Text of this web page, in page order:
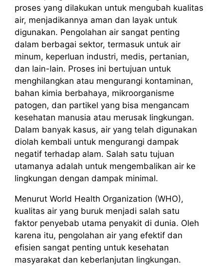
proses yang dilakukan untuk mengubah kualitas
air, menjadikannya aman dan layak untuk
digunakan. Pengolahan air sangat penting
dalam berbagai sektor, termasuk untuk air
minum, keperluan industri, medis, pertanian,
dan lain-lain. Proses ini bertujuan untuk
menghilangkan atau mengurangi kontaminan,
bahan kimia berbahaya, mikroorganisme
patogen, dan partikel yang bisa mengancam
kesehatan manusia atau merusak lingkungan.
Dalam banyak kasus, air yang telah digunakan
diolah kembali untuk mengurangi dampak
negatif terhadap alam. Salah satu tujuan
utamanya adalah untuk mengembalikan air ke
lingkungan dengan dampak minimal.
Menurut World Health Organization (WHO),
kualitas air yang buruk menjadi salah satu
faktor penyebab utama penyakit di dunia. Oleh
karena itu, pengolahan air yang efektif dan
efisien sangat penting untuk kesehatan
masyarakat dan keberlanjutan lingkungan.